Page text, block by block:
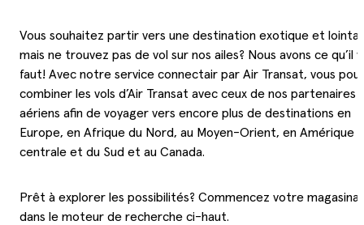
Vous souhaitez partir vers une destination exotique et
mais ne trouvez pas de vol sur nos ailes? Nous avons ce qu’il
faut! Avec notre service connectair par Air Transat, vous
combiner les vols d’Air Transat avec ceux de nos partenaires
aériens afin de voyager vers encore plus de destinations en
Europe, en Afrique du Nord, au Moyen-Orient, en Amérique
centrale et du Sud et au Canada.
Prêt à explorer les possibilités? Commencez votre
dans le moteur de recherche ci-haut.